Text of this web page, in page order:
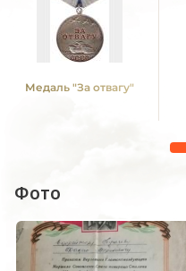
Медаль "За отвагу"
Фото